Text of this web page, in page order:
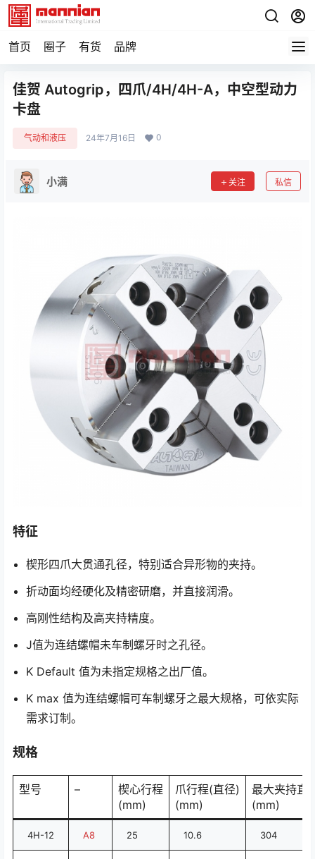
首页 圈子 有货 品牌
佳贺 Autogrip，四爪/4H/4H-A，中空型动力
卡盘
气动和液压 24年7月16日 0
小满 关注 私信
特征
楔形四爪大贯通孔径，特别适合异形物的夹持。
折动面均经硬化及精密研磨，并直接润滑。
高刚性结构及高夹持精度。
J值为连结螺帽未车制螺牙时之孔径。
K Default 值为未指定规格之出厂值。
K max 值为连结螺帽可车制螺牙之最大规格，可依实际
需求订制。
规格
型号 –
楔心行程
(mm)
爪行程(直径)
(mm)
最大夹持直
(mm)
4H-12 A8 25 10.6 304